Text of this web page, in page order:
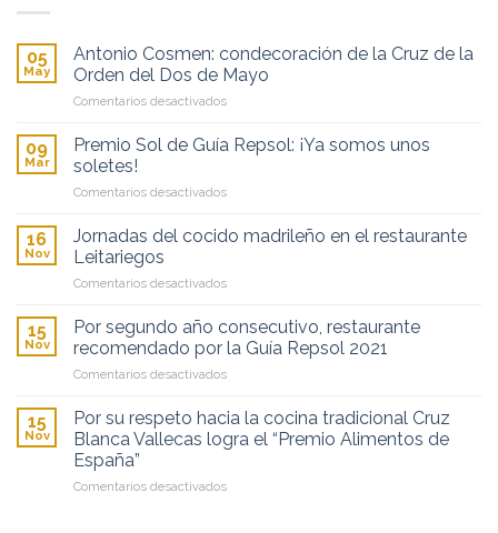
05
May
Antonio Cosmen: condecoración de la Cruz de la
Orden del Dos de Mayo
Comentarios desactivadosen
Cosmen:
condecoración
la
de
del
de
Mayo
09
Mar
Premio Sol de Guía Repsol: ¡Ya somos unos
soletes!
Comentarios desactivadosen
Sol
Repsol:
somos
unos
16
Nov
Jornadas del cocido madrileño en el restaurante
Leitariegos
Comentarios desactivadosen
del
cocido
madrileño
en
restaurante
Leitariegos
15
Nov
Por segundo año consecutivo, restaurante
recomendado por la Guía Repsol 2021
Comentarios desactivadosen
segundo
consecutivo,
recomendado
15
Nov
Por su respeto hacia la cocina tradicional Cruz
Blanca Vallecas logra el “Premio Alimentos de
España”
Comentarios desactivadosen